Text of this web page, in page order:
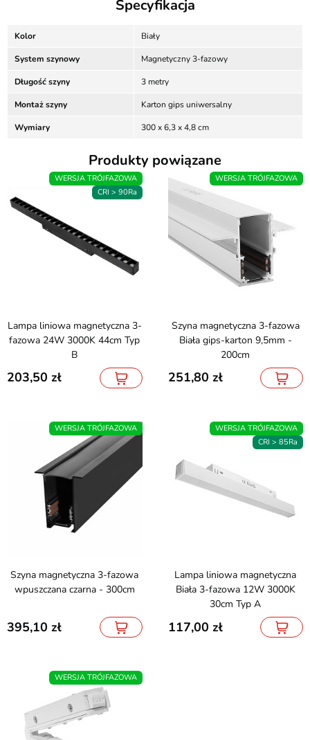
Specyfikacja
Kolor Biały
System szynowy Magnetyczny 3-fazowy
Długość szyny 3 metry
Montaż szyny Karton gips uniwersalny
Wymiary 300 x 6,3 x 4,8 cm
Produkty powiązane
WERSJA TRÓJFAZOWA
CRI > 90Ra
Lampa liniowa magnetyczna 3-
fazowa 24W 3000K 44cm Typ
B
203,50
WERSJA TRÓJFAZOWA
Szyna magnetyczna 3-fazowa
Biała gips-karton 9,5mm -
200cm
251,80
WERSJA TRÓJFAZOWA
Szyna magnetyczna 3-fazowa
wpuszczana czarna - 300cm
395,10
WERSJA TRÓJFAZOWA
CRI > 85Ra
Lampa liniowa magnetyczna
Biała 3-fazowa 12W 3000K
30cm Typ A
117,00
WERSJA TRÓJFAZOWA